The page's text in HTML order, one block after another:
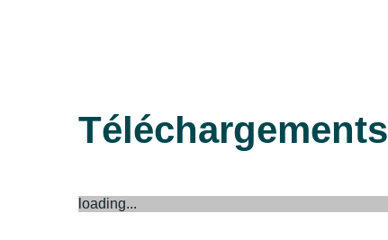
Téléchargements
loading...